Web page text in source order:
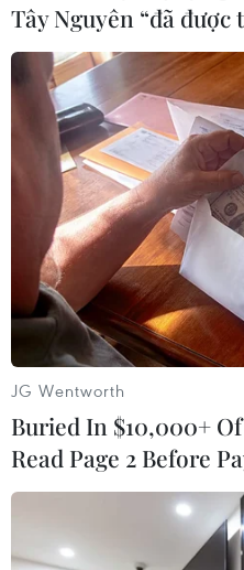
phủ nhận mọi liên
của Serhii K. cho biết
dẫn độ lên Tòa án Tối
Bắt giữ nghi
đầu nhóm phá
chảy phương Bắc
Nhóm tiến hành vụ nổ
dẫn khí Dòng chảy
Biển Baltic năm 2022
người, do công dân
Sergei Kuznetsov điều
Tây Nguyên “đã
JG Wentworth
Buried In $10,000+
Read Page 2 Before